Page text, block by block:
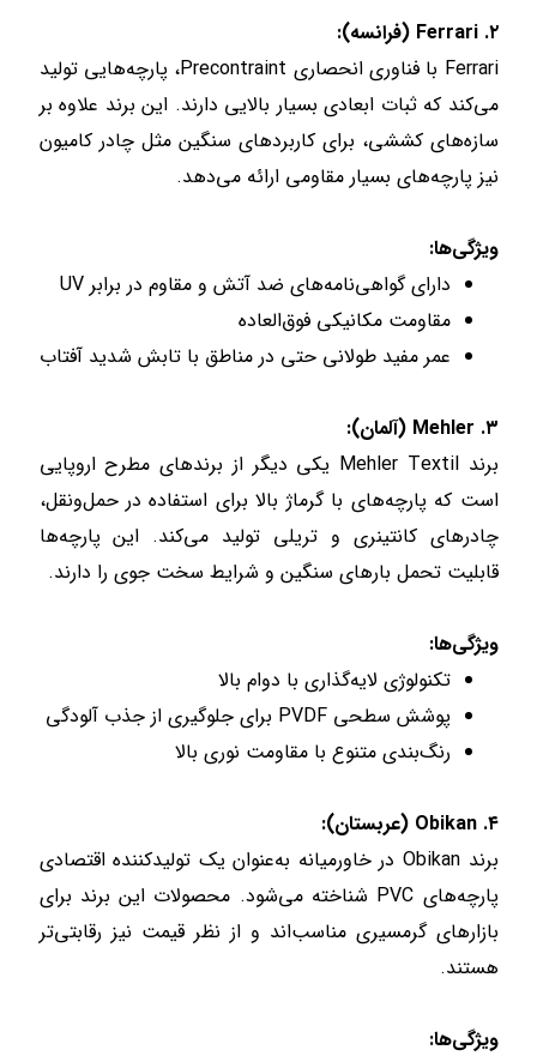
۲. Ferrari (فرانسه):
Ferrari با فناوری انحصاری Precontraint، پارچه‌هایی تولید
می‌کند که ثبات ابعادی بسیار بالایی دارند. این برند علاوه بر
سازه‌های کششی، برای کاربردهای سنگین مثل چادر کامیون
نیز پارچه‌های بسیار مقاومی ارائه می‌دهد.
ویژگی‌ها:
دارای گواهی‌نامه‌های ضد آتش و مقاوم در برابر UV
مقاومت مکانیکی فوق‌العاده
عمر مفید طولانی حتی در مناطق با تابش شدید آفتاب
۳. Mehler (آلمان):
برند Mehler Textil یکی دیگر از برندهای مطرح اروپایی
است که پارچه‌های با گرماژ بالا برای استفاده در حمل‌ونقل،
چادرهای کانتینری و تریلی تولید می‌کند. این پارچه‌ها
قابلیت تحمل بارهای سنگین و شرایط سخت جوی را دارند.
ویژگی‌ها:
تکنولوژی لایه‌گذاری با دوام بالا
پوشش سطحی PVDF برای جلوگیری از جذب آلودگی
رنگ‌بندی متنوع با مقاومت نوری بالا
۴. Obikan (عربستان):
برند Obikan در خاورمیانه به‌عنوان یک تولیدکننده اقتصادی
پارچه‌های PVC شناخته می‌شود. محصولات این برند برای
بازارهای گرمسیری مناسب‌اند و از نظر قیمت نیز رقابتی‌تر
هستند.
ویژگی‌ها: